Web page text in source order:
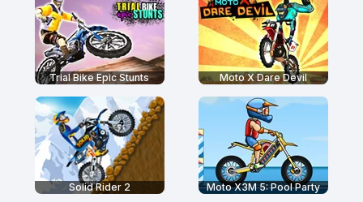
Trial Bike Epic Stunts Moto X Dare Devil
Solid Rider 2 Moto X3M 5: Pool Party